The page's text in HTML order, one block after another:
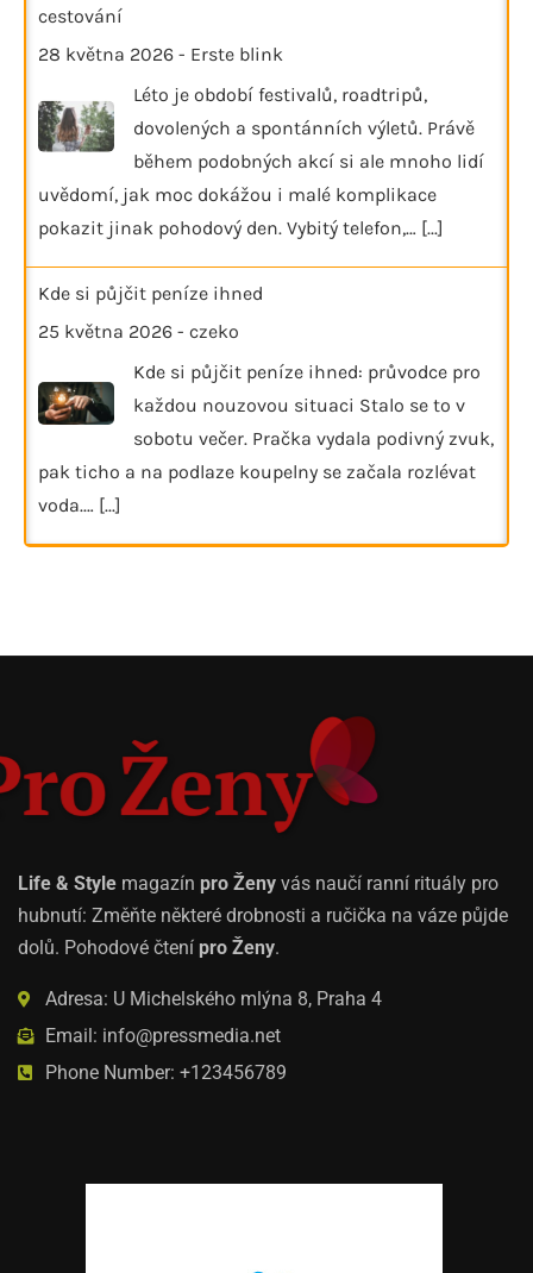
cestování
28 května 2026 - Erste blink
Léto je období festivalů, roadtripů,
dovolených a spontánních výletů. Právě
během podobných akcí si ale mnoho lidí
uvědomí, jak moc dokážou i malé komplikace
pokazit jinak pohodový den. Vybitý telefon,… [...]
Kde si půjčit peníze ihned
25 května 2026 - czeko
Kde si půjčit peníze ihned: průvodce pro
každou nouzovou situaci Stalo se to v
sobotu večer. Pračka vydala podivný zvuk,
pak ticho a na podlaze koupelny se začala rozlévat
voda.… [...]
Life & Style magazín pro Ženy vás naučí ranní rituály pro
hubnutí: Změňte některé drobnosti a ručička na váze půjde
dolů. Pohodové čtení pro Ženy.
Adresa: U Michelského mlýna 8, Praha 4
Email: info@pressmedia.net
Phone Number: +123456789